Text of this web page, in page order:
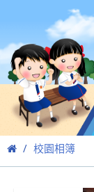
校園相簿